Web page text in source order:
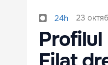
24h 23